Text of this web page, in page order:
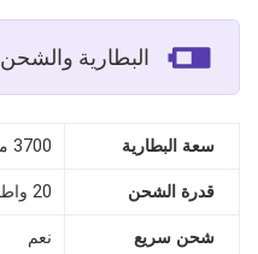
البطارية والشحن
سعة البطارية 3700 ملي امبير
قدرة الشحن 20 واط
شحن سريع نعم